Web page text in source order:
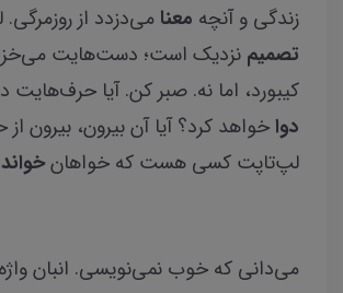
زندگی و آنچه معنا می‌دزدد از
تصمیم نزدیک است؛ دست‌هایت
کیبورد، اما نه. صبر کن. آیا حرف‌هایت
دواخواهد کرد؟ آیا آن بیرون، بیرون
لپ‌تاپت کسی هست که خواهان
می‌دانی که خوب نمی‌نویسی. انبان